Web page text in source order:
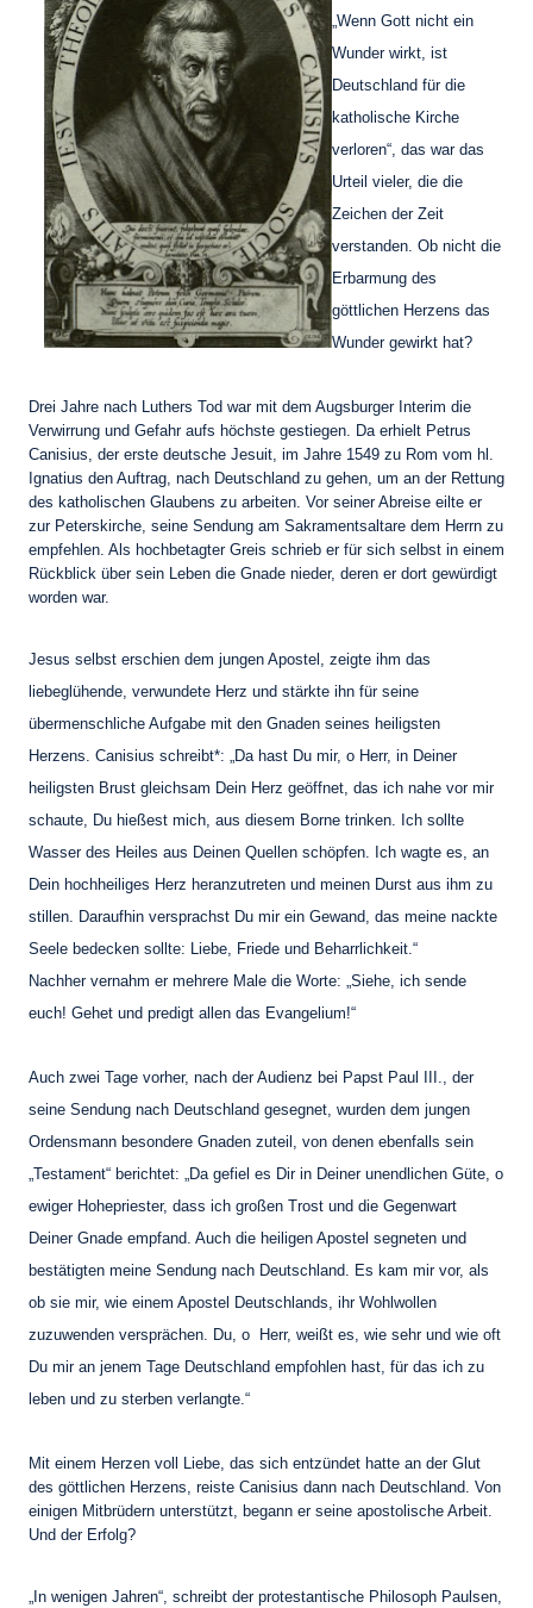
„Wenn Gott nicht ein
Wunder wirkt, ist
Deutschland für die
katholische Kirche
verloren“, das war das
Urteil vieler, die die
Zeichen der Zeit
verstanden. Ob nicht die
Erbarmung des
göttlichen Herzens das
Wunder gewirkt hat?
Drei Jahre nach Luthers Tod war mit dem Augsburger Interim die
Verwirrung und Gefahr aufs höchste gestiegen. Da erhielt Petrus
Canisius, der erste deutsche Jesuit, im Jahre 1549 zu Rom vom hl.
Ignatius den Auftrag, nach Deutschland zu gehen, um an der Rettung
des katholischen Glaubens zu arbeiten. Vor seiner Abreise eilte er
zur Peterskirche, seine Sendung am Sakramentsaltare dem Herrn zu
empfehlen. Als hochbetagter Greis schrieb er für sich selbst in einem
Rückblick über sein Leben die Gnade nieder, deren er dort gewürdigt
worden war.
Jesus selbst erschien dem jungen Apostel, zeigte ihm das
liebeglühende, verwundete Herz und stärkte ihn für seine
übermenschliche Aufgabe mit den Gnaden seines heiligsten
Herzens. Canisius schreibt*: „Da hast Du mir, o Herr, in Deiner
heiligsten Brust gleichsam Dein Herz geöffnet, das ich nahe vor mir
schaute, Du hießest mich, aus diesem Borne trinken. Ich sollte
Wasser des Heiles aus Deinen Quellen schöpfen. Ich wagte es, an
Dein hochheiliges Herz heranzutreten und meinen Durst aus ihm zu
stillen. Daraufhin versprachst Du mir ein Gewand, das meine nackte
Seele bedecken sollte: Liebe, Friede und Beharrlichkeit.“
Nachher vernahm er mehrere Male die Worte: „Siehe, ich sende
euch! Gehet und predigt allen das Evangelium!“
Auch zwei Tage vorher, nach der Audienz bei Papst Paul III., der
seine Sendung nach Deutschland gesegnet, wurden dem jungen
Ordensmann besondere Gnaden zuteil, von denen ebenfalls sein
„Testament“ berichtet: „Da gefiel es Dir in Deiner unendlichen Güte, o
ewiger Hohepriester, dass ich großen Trost und die Gegenwart
Deiner Gnade empfand. Auch die heiligen Apostel segneten und
bestätigten meine Sendung nach Deutschland. Es kam mir vor, als
ob sie mir, wie einem Apostel Deutschlands, ihr Wohlwollen
zuzuwenden versprächen. Du, o Herr, weißt es, wie sehr und wie oft
Du mir an jenem Tage Deutschland empfohlen hast, für das ich zu
leben und zu sterben verlangte.“
Mit einem Herzen voll Liebe, das sich entzündet hatte an der Glut
des göttlichen Herzens, reiste Canisius dann nach Deutschland. Von
einigen Mitbrüdern unterstützt, begann er seine apostolische Arbeit.
Und der Erfolg?
„In wenigen Jahren“, schreibt der protestantische Philosoph Paulsen,